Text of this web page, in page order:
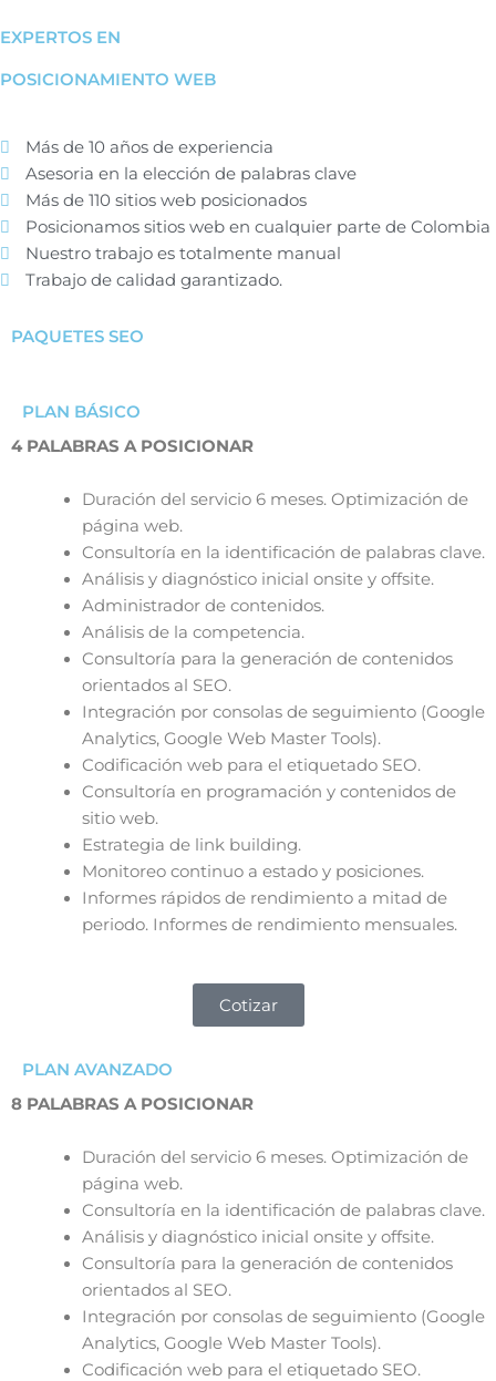
EXPERTOS EN
POSICIONAMIENTO WEB
Más de 10 años de experiencia
Asesoria en la elección de palabras clave
Más de 110 sitios web posicionados
Posicionamos sitios web en cualquier parte de Colombia
Nuestro trabajo es totalmente manual
Trabajo de calidad garantizado.
PAQUETES SEO
PLAN BÁSICO
4 PALABRAS A POSICIONAR
Duración del servicio 6 meses. Optimización de
página web.
Consultoría en la identificación de palabras clave.
Análisis y diagnóstico inicial onsite y offsite.
Administrador de contenidos.
Análisis de la competencia.
Consultoría para la generación de contenidos
orientados al SEO.
Integración por consolas de seguimiento (Google
Analytics, Google Web Master Tools).
Codificación web para el etiquetado SEO.
Consultoría en programación y contenidos de
sitio web.
Estrategia de link building.
Monitoreo continuo a estado y posiciones.
Informes rápidos de rendimiento a mitad de
periodo. Informes de rendimiento mensuales.
Cotizar
PLAN AVANZADO
8 PALABRAS A POSICIONAR
Duración del servicio 6 meses. Optimización de
página web.
Consultoría en la identificación de palabras clave.
Análisis y diagnóstico inicial onsite y offsite.
Consultoría para la generación de contenidos
orientados al SEO.
Integración por consolas de seguimiento (Google
Analytics, Google Web Master Tools).
Codificación web para el etiquetado SEO.